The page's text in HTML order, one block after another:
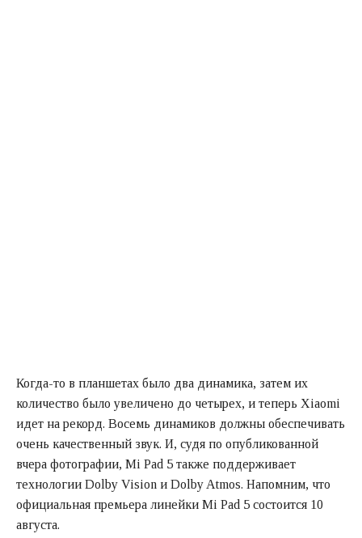
Когда-то в планшетах было два динамика, затем их
количество было увеличено до четырех, и теперь Xiaomi
идет на рекорд. Восемь динамиков должны обеспечивать
очень качественный звук. И, судя по опубликованной
вчера фотографии, Mi Pad 5 также поддерживает
технологии Dolby Vision и Dolby Atmos. Напомним, что
официальная премьера линейки Mi Pad 5 состоится 10
августа.